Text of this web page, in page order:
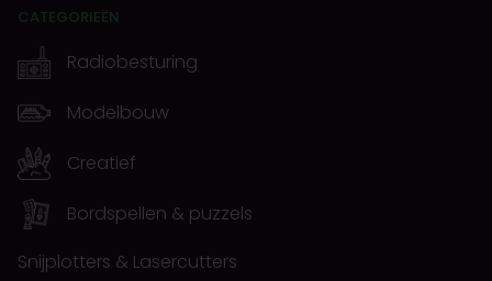
CATEGORIEËN
Radiobesturing
Modelbouw
Creatief
Bordspellen & puzzels
Snijplotters & Lasercutters